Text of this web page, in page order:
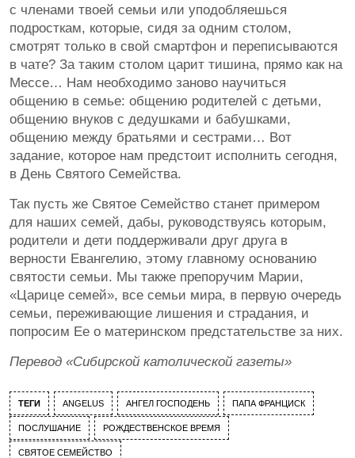
с членами твоей семьи или уподобляешься
подросткам, которые, сидя за одним столом,
смотрят только в свой смартфон и переписываются
в чате? За таким столом царит тишина, прямо как на
Мессе… Нам необходимо заново научиться
общению в семье: общению родителей с детьми,
общению внуков с дедушками и бабушками,
общению между братьями и сестрами… Вот
задание, которое нам предстоит исполнить сегодня,
в День Святого Семейства.
Так пусть же Святое Семейство станет примером
для наших семей, дабы, руководствуясь которым,
родители и дети поддерживали друг друга в
верности Евангелию, этому главному основанию
святости семьи. Мы также препоручим Марии,
«Царице семей», все семьи мира, в первую очередь
семьи, переживающие лишения и страдания, и
попросим Ее о материнском предстательстве за них.
Перевод «Сибирской католической газеты»
ТЕГИ ANGELUS АНГЕЛ ГОСПОДЕНЬ ПАПА ФРАНЦИСК
ПОСЛУШАНИЕ РОЖДЕСТВЕНСКОЕ ВРЕМЯ
СВЯТОЕ СЕМЕЙСТВО